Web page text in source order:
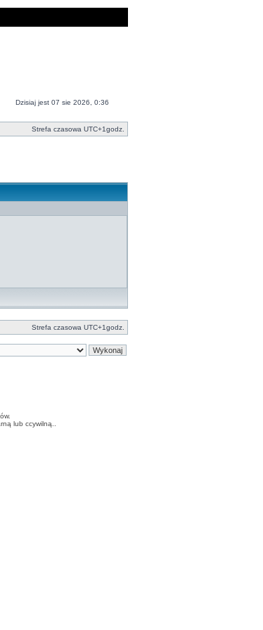
Dzisiaj jest 07 sie 2026, 0:36
Strefa czasowa UTC+1godz.
Strefa czasowa UTC+1godz.
lub ccywilną..